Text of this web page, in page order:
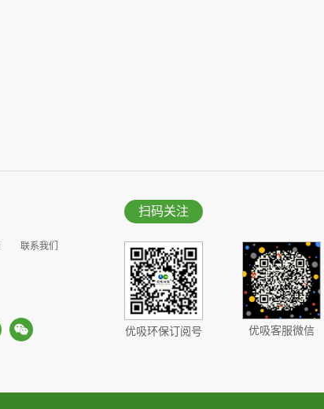
联系我们
扫码关注
优吸环保订阅号 优吸客服微信